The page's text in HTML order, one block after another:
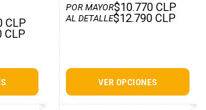
CLP
CLP
POR MAYOR$10.770 CLP
AL DETALLE$12.790 CLP
VER OPCIONES